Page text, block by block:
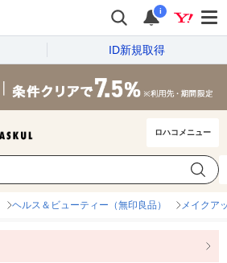
i
ID新規取得
ロハコメニュー
ヘルス＆ビューティー（無印良品） メイクア